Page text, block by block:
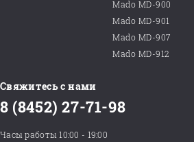
Mado MD-900
Mado MD-901
Mado MD-907
Mado MD-912
Свяжитесь с нами
8 (8452) 27-71-98
Часы работы 10:00 - 19:00